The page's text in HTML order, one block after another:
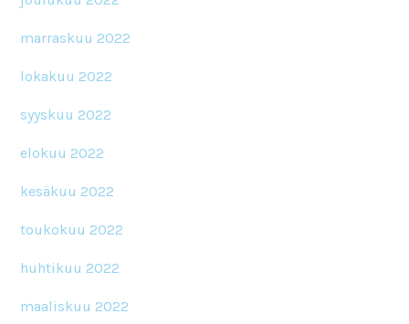
marraskuu 2022
lokakuu 2022
syyskuu 2022
elokuu 2022
kesäkuu 2022
toukokuu 2022
huhtikuu 2022
maaliskuu 2022